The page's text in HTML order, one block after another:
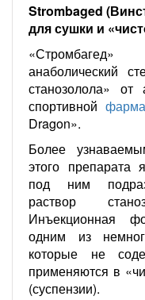
Strombaged
для сушки и
анаболический
станозолола» от
спортивнойфарма
Dragon».
Более
этого препарата
под ним
раствор
Инъекционная
одним из
которые не
применяются в
(суспензии).